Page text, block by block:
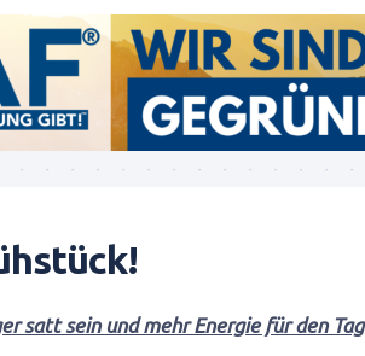
der
KPAF®
DER
GROSSE
5G
satt sein und mehr Energie für den Tag